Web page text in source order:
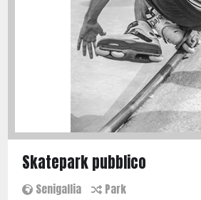
Skatepark pubblico
Senigallia Park